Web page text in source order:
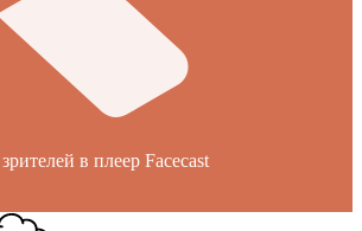
в плеер Facecast